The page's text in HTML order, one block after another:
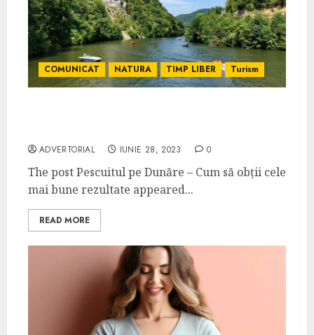
COMUNICAT NATURA TIMP LIBER Turism
ADVERTORIAL IUNIE 28, 2023 0
The post Pescuitul pe Dunăre – Cum să obții cele
mai bune rezultate appeared...
READ MORE